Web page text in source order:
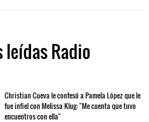
leídas Radio
Christian Cueva le confesó a Pamela López que le
fue infiel con Melissa Klug: "Me cuenta que tuvo
encuentros con ella"